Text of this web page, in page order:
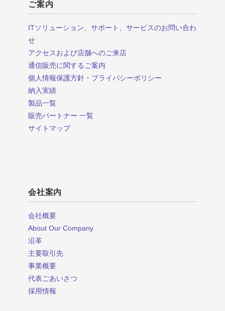
ご案内
ITソリューション、サポート、サービスのお問い合わ
せ
アクセスおよび店舗へのご来店
通信販売に関するご案内
個人情報保護方針・プライバシーポリシー
納入実績
製品一覧
販売パートナー 一覧
サイトマップ
会社案内
会社概要
About Our Company
沿革
主要取引先
事業概要
代表ごあいさつ
採用情報